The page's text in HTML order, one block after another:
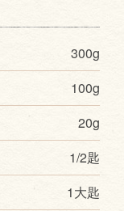
300g
100g
20g
1/2匙
1大匙